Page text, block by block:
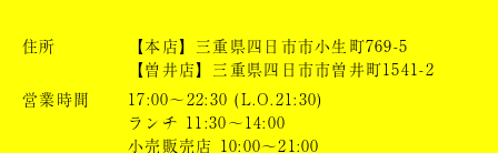
住所
【本店】三重県四日市市小生町769-5
【曽井店】三重県四日市市曽井町1541-2
営業時間
17:00～22:30 (L.O.21:30)
ランチ 11:30～14:00
小売販売店 10:00～21:00